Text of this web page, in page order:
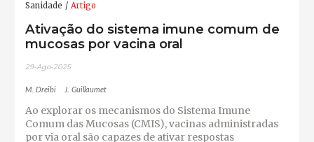
Sanidade Artigo
Ativação do sistema imune comum de
mucosas por vacina oral
29-Ago-2025
M. Dreibi J. Guillaumet
Ao explorar os mecanismos do Sistema Imune
Comum das Mucosas (CMIS), vacinas administradas
por via oral são capazes de ativar respostas